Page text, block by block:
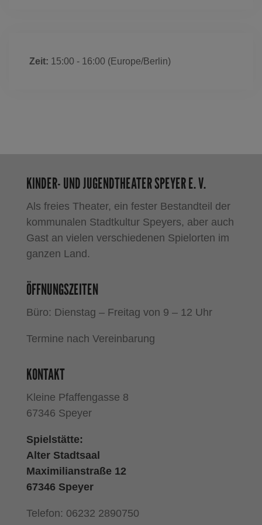
Zeit: 15:00 - 16:00 (Europe/Berlin)
KINDER- UND JUGENDTHEATER SPEYER E. V.
Als freies Theater, ein fester Bestandteil der
kommunalen Stadtkultur Speyers, aber auch
Gast an vielen verschiedenen Spielorten im
ganzen Land.
ÖFFNUNGSZEITEN
Büro: Dienstag – Freitag von 9 – 12 Uhr
Termine nach Vereinbarung
KONTAKT
Kleine Pfaffengasse 8
67346 Speyer
Spielstätte:
Alter Stadtsaal
Maximilianstraße 12
67346 Speyer
Telefon: 06232 2890750